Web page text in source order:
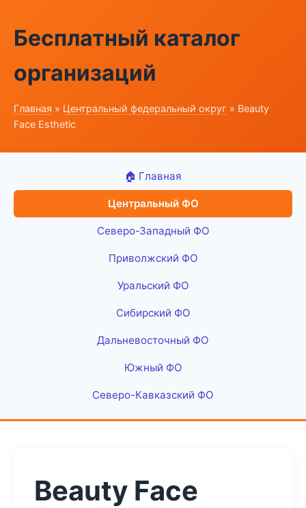
Бесплатный каталог
организаций
Главная » Центральный федеральный округ » Beauty
Face Esthetic
🏠 Главная
Центральный ФО
Северо-Западный ФО
Приволжский ФО
Уральский ФО
Сибирский ФО
Дальневосточный ФО
Южный ФО
Северо-Кавказский ФО
Beauty Face